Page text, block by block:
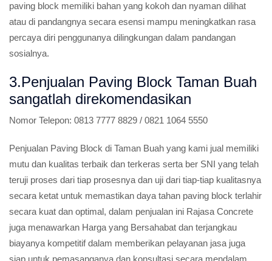
paving block memiliki bahan yang kokoh dan nyaman dilihat
atau di pandangnya secara esensi mampu meningkatkan rasa
percaya diri penggunanya dilingkungan dalam pandangan
sosialnya.
3.Penjualan Paving Block Taman Buah
sangatlah direkomendasikan
Nomor Telepon: 0813 7777 8829 / 0821 1064 5550
Penjualan Paving Block di Taman Buah yang kami jual memiliki
mutu dan kualitas terbaik dan terkeras serta ber SNI yang telah
teruji proses dari tiap prosesnya dan uji dari tiap-tiap kualitasnya
secara ketat untuk memastikan daya tahan paving block terlahir
secara kuat dan optimal, dalam penjualan ini Rajasa Concrete
juga menawarkan Harga yang Bersahabat dan terjangkau
biayanya kompetitif dalam memberikan pelayanan jasa juga
siap untuk pemasanganya dan konsultasi secara mendalam